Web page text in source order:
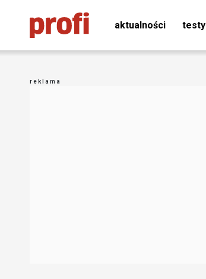
aktualności testy